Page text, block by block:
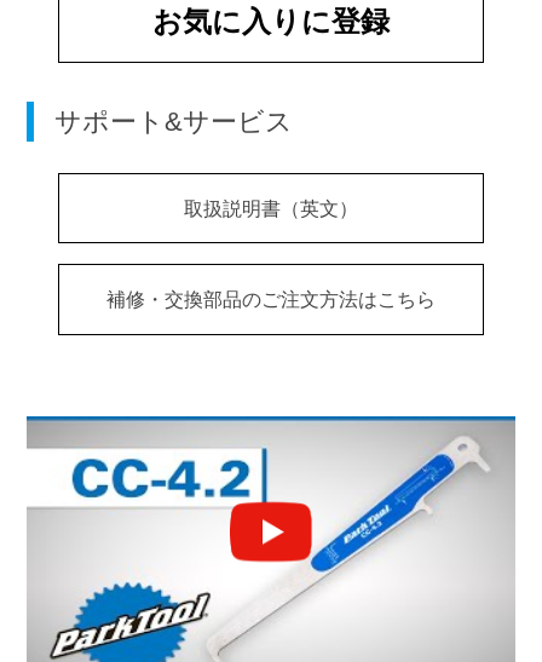
お気に入りに登録
サポート&サービス
取扱説明書（英文）
補修・交換部品のご注文方法はこちら